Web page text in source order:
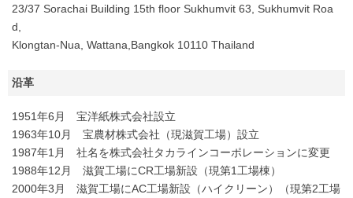
23/37 Sorachai Building 15th floor Sukhumvit 63, Sukhumvit Roa
d,
Klongtan-Nua, Wattana,Bangkok 10110 Thailand
沿革
1951年6月 宝洋紙株式会社設立
1963年10月 宝農材株式会社（現滋賀工場）設立
1987年1月 社名を株式会社タカラインコーポレーションに変更
1988年12月 滋賀工場にCR工場新設（現第1工場棟）
2000年3月 滋賀工場にAC工場新設（ハイクリーン）（現第2工場